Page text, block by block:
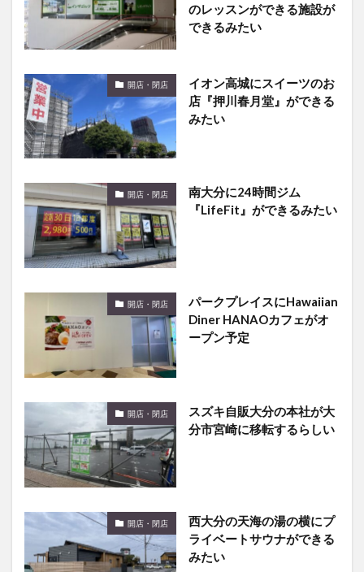
のレッスンができる施設が
できるみたい
開店・閉店
イオン高城にスイーツのお
店『押川春月堂』ができる
みたい
開店・閉店
南大分に24時間ジム
『LifeFit』ができるみたい
開店・閉店
パークプレイスにHawaiian
Diner HANAOカフェがオ
ープン予定
開店・閉店
スズキ自販大分の本社が大
分市宮崎に移転するらしい
開店・閉店
西大分の天海の湯の横にプ
ライベートサウナができる
みたい